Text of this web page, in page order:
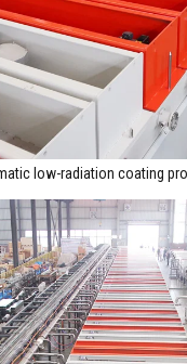
low-radiation coating